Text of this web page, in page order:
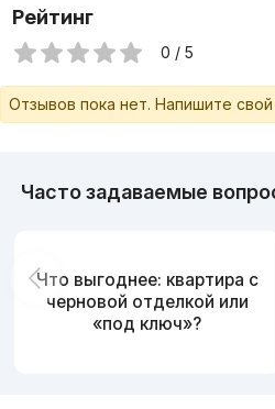
Рейтинг
0 / 5
Отзывов пока нет. Напишите
Часто задаваемые
Что выгоднее: квартира с
черновой отделкой или
«под ключ»?